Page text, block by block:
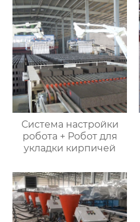
Система настройки
робота + Робот для
укладки кирпичей